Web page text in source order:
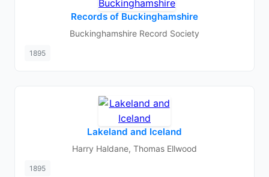
Records of Buckinghamshire
Buckinghamshire Record Society
1895
Lakeland and Iceland
Harry Haldane, Thomas Ellwood
1895